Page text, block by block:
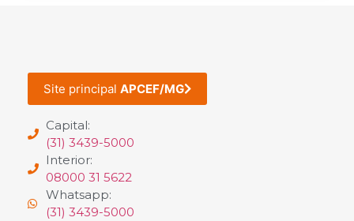
Site principal APCEF/MG
Capital:
(31) 3439-5000
Interior:
08000 31 5622
Whatsapp:
(31) 3439-5000